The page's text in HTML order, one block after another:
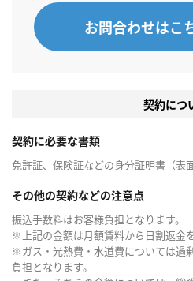
お問合わせはこ
契約につ
契約に必要な書類
免許証、保険証などの身分証明書（表
その他の契約などの注意点
振込手数料はお客様負担となります。
※上記の金額は月額賃料から日割返金
※ガス・光熱費・水道費については過
負担となります。